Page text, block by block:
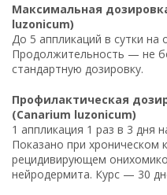
Максимальная
luzonicum)
До 5 аппликаций в сутки на
Продолжительность — не
стандартную дозировку.
Профилактическая
(Canarium luzonicum)
1 аппликация 1 раз в 3 дня
Показано при хроническом
рецидивирующем
нейродермита. Курс — 30